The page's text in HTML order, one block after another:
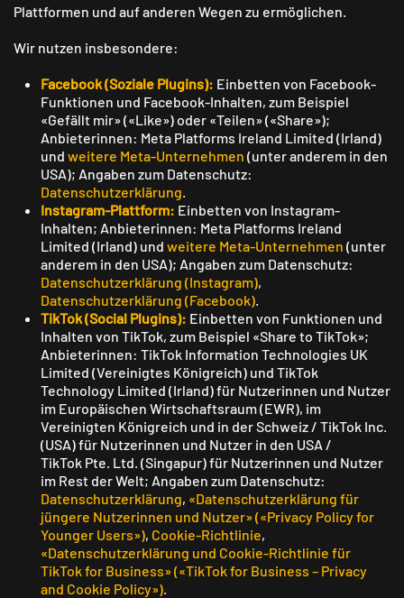
Plattformen und auf anderen Wegen zu ermöglichen.
Wir nutzen insbesondere:
Facebook (Soziale Plugins): Einbetten von Facebook-
Funktionen und Facebook-Inhalten, zum Beispiel
«Gefällt mir» («Like») oder «Teilen» («Share»);
Anbieterinnen: Meta Platforms Ireland Limited (Irland)
und weitere Meta-Unternehmen (unter anderem in den
USA); Angaben zum Datenschutz:
Datenschutzerklärung
Instagram-Plattform: Einbetten von Instagram-
Inhalten; Anbieterinnen: Meta Platforms Ireland
Limited (Irland) und weitere Meta-Unternehmen (unter
anderem in den USA); Angaben zum Datenschutz:
Datenschutzerklärung (Instagram),
Datenschutzerklärung (Facebook)
TikTok (Social Plugins): Einbetten von Funktionen und
Inhalten von TikTok, zum Beispiel «Share to TikTok»;
Anbieterinnen: TikTok Information Technologies UK
Limited (Vereinigtes Königreich) und TikTok
Technology Limited (Irland) für Nutzerinnen und Nutzer
im Europäischen Wirtschaftsraum (EWR), im
Vereinigten Königreich und in der Schweiz / TikTok Inc.
(USA) für Nutzerinnen und Nutzer in den USA /
TikTok Pte. Ltd. (Singapur) für Nutzerinnen und Nutzer
im Rest der Welt; Angaben zum Datenschutz:
Datenschutzerklärung, «Datenschutzerklärung für
jüngere Nutzerinnen und Nutzer» («Privacy Policy for
Younger Users»), Cookie-Richtlinie,
«Datenschutzerklärung und Cookie-Richtlinie für
TikTok for Business» («TikTok for Business – Privacy
and Cookie Policy»)